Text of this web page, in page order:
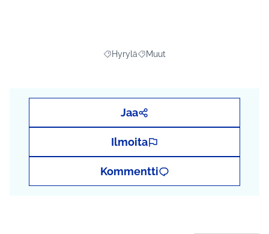
Rajaa tulokset aihepiirin mukaan: Hyrylä
Hyrylä Rajaa tulokset teeman mukaan:
Muut
Jaa
Ilmoita
Kommentti